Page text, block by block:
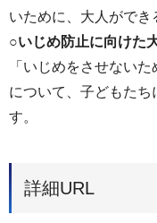
いために、大人ができ
○いじめ防止に向けた
「いじめをさせない
について、子どもたち
す。
詳細URL